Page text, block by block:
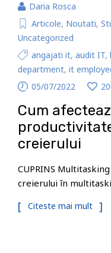
Daria Rosca
Articole, Noutati,
Uncategorized
angajati it, audit IT,
department, it
05/07/2022
Cum
creierului
CUPRINS
creierului în
Citeste mai mult